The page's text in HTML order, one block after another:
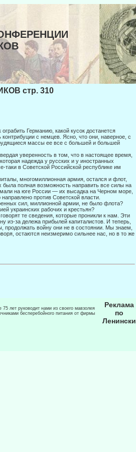
стр. 310
Гер­манию, какой кусок достанется
с немцев. Ясно, что они, наверное, с
массы ее все с большей и большей
уверен­ность в том, что в настоящее время,
надежда у русских и у иностранных
таки в Советской Российской респуб­лике им
много­миллионная армия, остался и флот,
была полная возможность направить все силы на
на юге России — их вы­садка на Черном море,
против Советской власти.
сил, миллионной армии, не было флота?
украинских рабочих и крестьян?
те сведения, которые проникли к нам. Эти
из-за дележа прибылей капиталистов. И теперь,
продолжать войну они не в состоянии. Мы знаем,
остаются неизмеримо сильнее нас, но в то же
лет руководит нами из своего мавзолея
бесперебойного питания от фирмы
Реклама
по
Ленински